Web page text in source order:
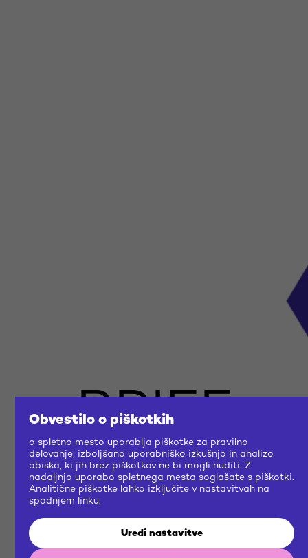
BRIEF
US
NOW
Obvestilo o piškotkih
o spletno mesto uporablja piškotke za pravilno
delovanje, izboljšano uporabniško izkušnjo in analizo
obiska, ki jih brez piškotkov ne bi mogli nuditi. Z
nadaljnjo uporabo spletnega mesta soglašate s piškotki.
Analitične piškotke lahko izključite v nastavitvah na
spodnjem linku.
Uredi nastavitve